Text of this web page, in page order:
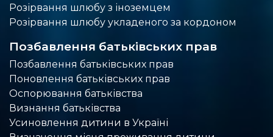
Розірвання шлюбу з іноземцем
Розірвання шлюбу укладеного за кордоном
Позбавлення батьківських прав
Позбавлення батьківських прав
Поновлення батьківських прав
Оспорювання батьківства
Визнання батьківства
Усиновлення дитини в Україні